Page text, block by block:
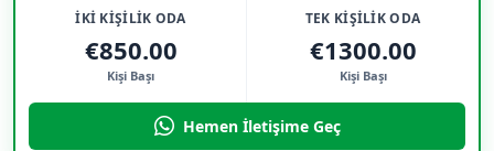
İKİ KİŞİLİK ODA
€850.00
Kişi Başı
TEK KİŞİLİK ODA
€1300.00
Kişi Başı
Hemen İletişime Geç